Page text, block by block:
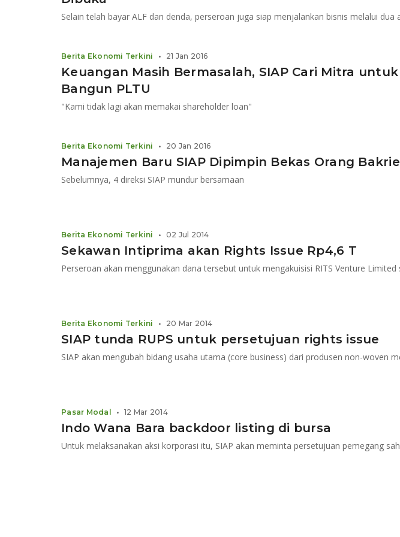
Keuangan Masih Bermasalah, SIAP Cari Mitra untuk
Bangun PLTU
"Kami tidak lagi akan memakai shareholder loan"
Berita Ekonomi Terkini • 21 Jan 2016
Manajemen Baru SIAP Dipimpin Bekas Orang Bakrie
Sebelumnya, 4 direksi SIAP mundur bersamaan
Berita Ekonomi Terkini • 20 Jan 2016
Sekawan Intiprima akan Rights Issue Rp4,6 T
Berita Ekonomi Terkini • 02 Jul 2014
SIAP tunda RUPS untuk persetujuan rights issue
Berita Ekonomi Terkini • 20 Mar 2014
Indo Wana Bara backdoor listing di bursa
Pasar Modal • 12 Mar 2014